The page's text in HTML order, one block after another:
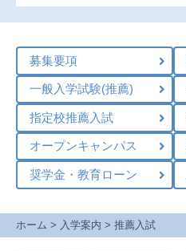
募集要項
一般入学試験(推薦)
指定校推薦入試
オープンキャンパス
奨学金・教育ローン
ホーム > 入学案内 > 推薦入試